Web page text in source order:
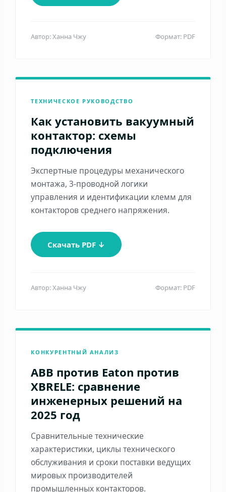
Автор: Ханна Чжу Формат: PDF
ТЕХНИЧЕСКОЕ РУКОВОДСТВО
Как установить вакуумный
контактор: схемы
подключения
Экспертные процедуры механического
монтажа, 3-проводной логики
управления и идентификации клемм для
контакторов среднего напряжения.
Скачать PDF ↓
Автор: Ханна Чжу Формат: PDF
КОНКУРЕНТНЫЙ АНАЛИЗ
ABB против Eaton против
XBRELE: сравнение
инженерных решений на
2025 год
Сравнительные технические
характеристики, циклы технического
обслуживания и сроки поставки ведущих
мировых производителей
промышленных контакторов.